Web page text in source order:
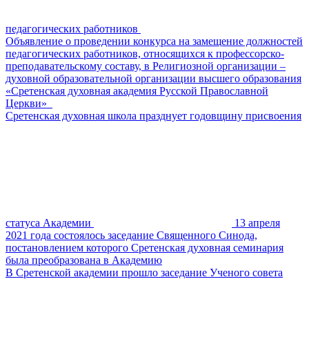
педагогических работников
Объявление о проведении конкурса на замещение должностей
педагогических работников, относящихся к профессорско-
преподавательскому составу, в Религиозной организации –
духовной образовательной организации высшего образования
«Сретенская духовная академия Русской Православной
Церкви»
Сретенская духовная школа празднует годовщину присвоения
статуса Академии
13 апреля
2021 года состоялось заседание Священного Синода,
постановлением которого Сретенская духовная семинария
была преобразована в Академию
В Сретенской академии прошло заседание Ученого совета